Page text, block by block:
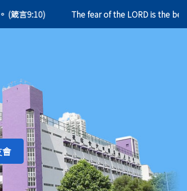
言9:10) The fear of the LORD is the